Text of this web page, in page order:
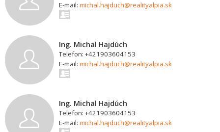
E-mail: michal.hajduch@realityalpia.sk
Ing. Michal Hajdúch
Telefon: +421903604153
E-mail: michal.hajduch@realityalpia.sk
Ing. Michal Hajdúch
Telefon: +421903604153
E-mail: michal.hajduch@realityalpia.sk